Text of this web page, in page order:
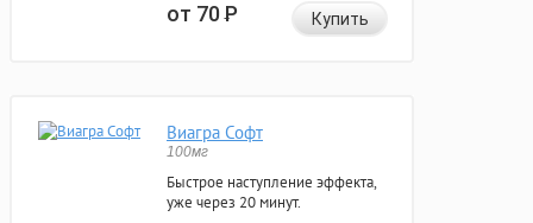
от 70Р Купить
Виагра Софт
100мг
Быстрое наступление эффекта,
уже через 20 минут.